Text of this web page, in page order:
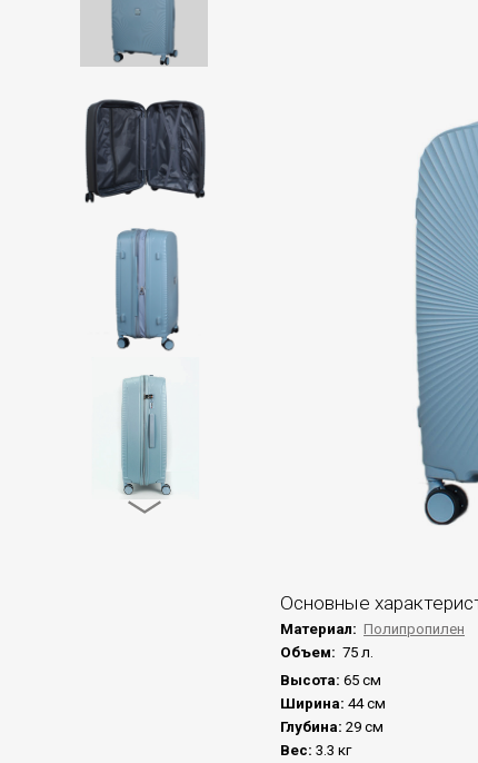
Основные
Материал: Полипропилен
Объем: 75 л.
Высота: 65 см
Ширина: 44 см
Глубина: 29 см
Вес: 3.3 кг